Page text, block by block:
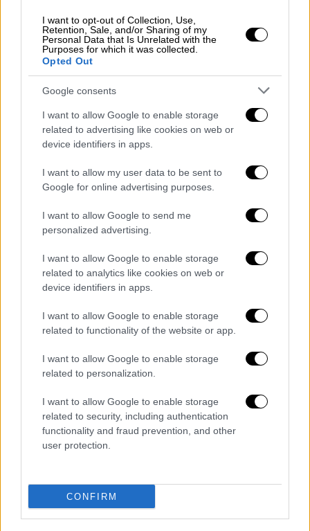
I want to opt-out of Collection, Use,
Retention, Sale, and/or Sharing of my
Personal Data that Is Unrelated with the
Purposes for which it was collected.
Opted Out
Google consents
I want to allow Google to enable storage
related to advertising like cookies on web or
device identifiers in apps.
I want to allow my user data to be sent to
Google for online advertising purposes.
I want to allow Google to send me
personalized advertising.
I want to allow Google to enable storage
related to analytics like cookies on web or
device identifiers in apps.
I want to allow Google to enable storage
related to functionality of the website or app.
I want to allow Google to enable storage
related to personalization.
I want to allow Google to enable storage
related to security, including authentication
functionality and fraud prevention, and other
user protection.
CONFIRM
Πολιτισμός|02.12.2020 20:48
Κίνητρα φορολογικής ελάφρυνσης για
τις οπτικοακουστικές παραγωγές
Το tax relief μπορεί να συνδυαστεί με το
επενδυτικό κίνητρο (cash rebate) ύψους
40%, μέσω του οποίου έχουν
χρηματοδοτηθεί ήδη περισσότερες από 100
τελευταία διετία
Σινεμά|09.06.2020 17:38
Μίκι Ρουρκ, Αλεξάντερ Πετρόφ και
Σερβετάλης μαζί σε νέα ταινία στην
Η Γελένα Πόποβιτς μιλά για την ταινία και
τους πρωταγωνιστές του «Man Of God» και